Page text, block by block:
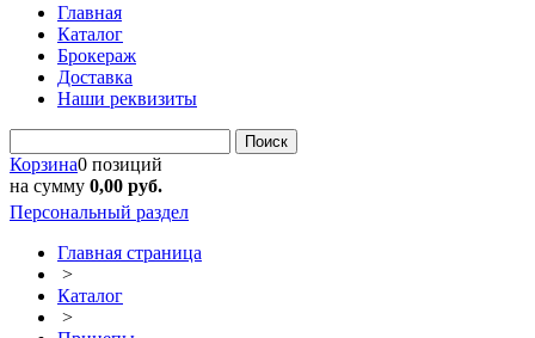
Главная
Каталог
Брокераж
Доставка
Наши реквизиты
Поиск
Корзина0 позиций
на сумму 0,00 руб.
Персональный раздел
Главная страница
>
Каталог
>